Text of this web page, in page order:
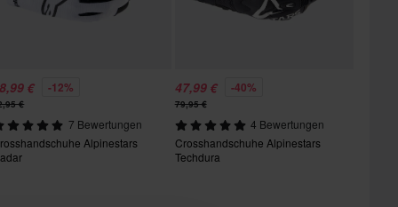
€ -12%
€
7 Bewertungen
Alpinestars
47,99 € -40%
79,95 €
4 Bewertungen
Crosshandschuhe Alpinestars
Techdura